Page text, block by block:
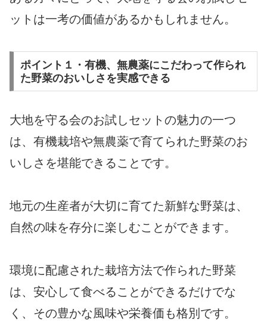
ットは一考の価値があるかもしれません。
ポイント１・有機、無農薬にこだわって作られ
た野菜のおいしさを実感できる
大地を守る会のお試しセットの魅力の一つ
は、有機栽培や無農薬で育てられた野菜のお
いしさを堪能できることです。
地元の生産者が大切に育てた新鮮な野菜は、
自然の味を存分に楽しむことができます。
環境に配慮された栽培方法で作られた野菜
は、安心して食べることができるだけでな
く、その豊かな風味や栄養価も格別です。